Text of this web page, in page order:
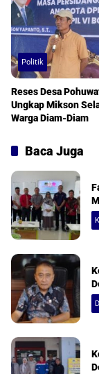
Politik
Reses Desa
Ungkap Mikson
Warga Diam-Diam
Baca Juga